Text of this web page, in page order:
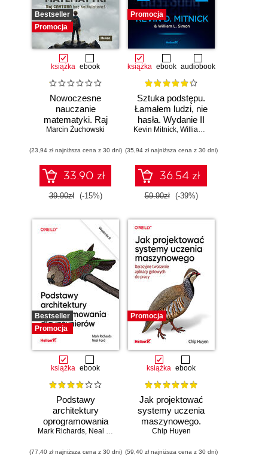
Bestseller
Promocja
książka ebook
Nowoczesne
nauczanie
matematyki. Raj
Cantora bez
Marcin Żuchowski
(23,94 zł najniższa cena z 30 dni)
33.90 zł
39.90zł (-15%)
Promocja
książka ebook audiobook
Sztuka podstępu.
Łamałem ludzi, nie
hasła. Wydanie II
Kevin Mitnick, William L. Simon
(35,94 zł najniższa cena z 30 dni)
36.54 zł
59.90zł (-39%)
Bestseller
Promocja
książka ebook
Podstawy
architektury
oprogramowania
dla inżynierów.
Mark Richards, Neal Ford
(77,40 zł najniższa cena z 30 dni)
Promocja
książka ebook
Jak projektować
systemy uczenia
maszynowego.
Iteracyjne
gotowych do pracy
Chip Huyen
(59,40 zł najniższa cena z 30 dni)